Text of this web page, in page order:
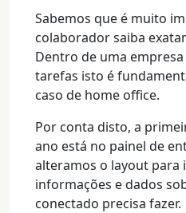
Sabemos que é muito
colaborador saiba
Dentro de uma
tarefas isto é
caso de home office.
Por conta disto, a
ano está no painel de
alteramos o layout para
informações e dados
conectado precisa fazer.